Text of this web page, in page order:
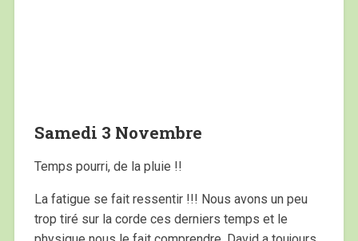
Samedi 3 Novembre
Temps pourri, de la pluie !!
La fatigue se fait ressentir !!! Nous avons un peu
trop tiré sur la corde ces derniers temps et le